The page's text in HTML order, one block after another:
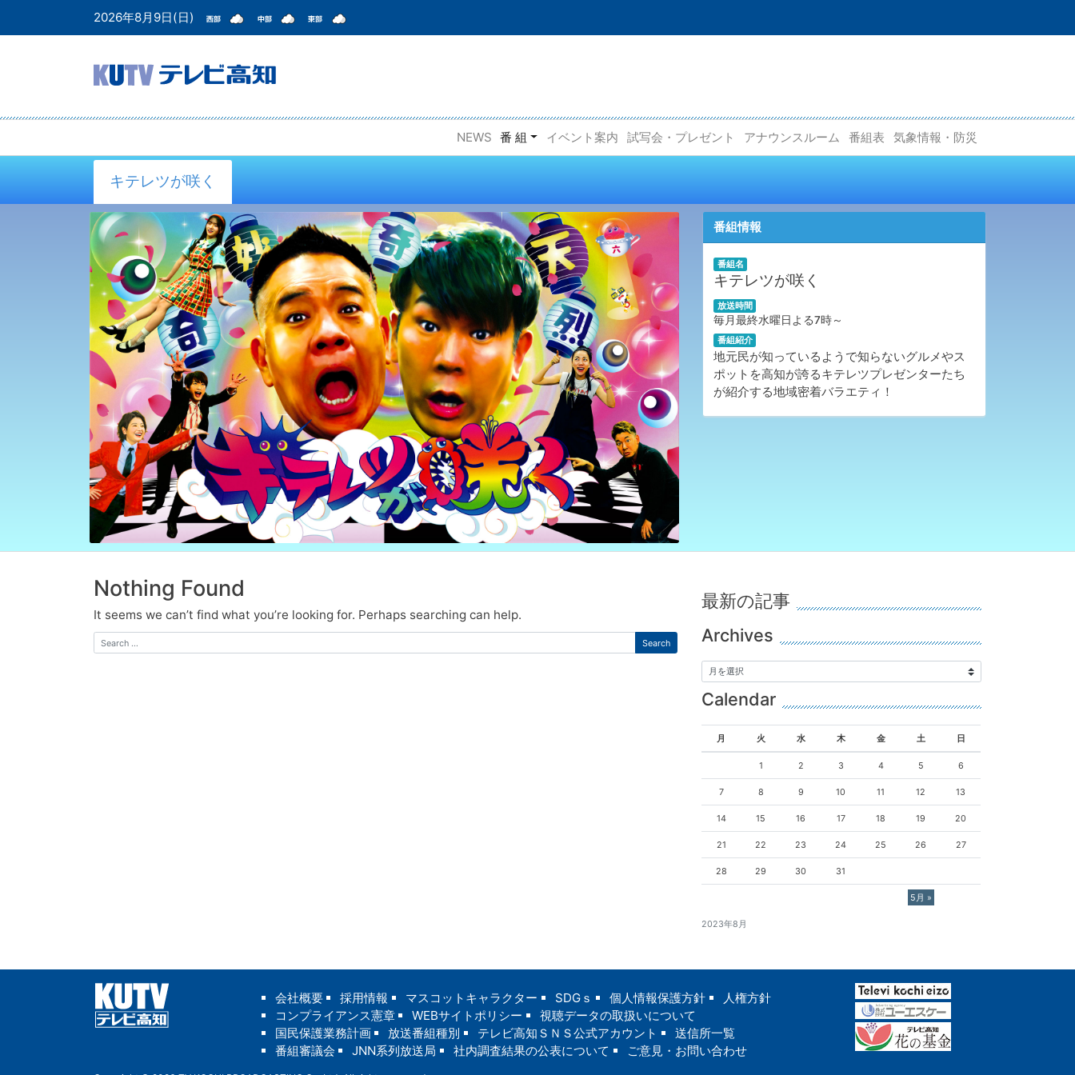
2026年8月9日(日)
NEWS 番 組 イベント案内 試写会・プレゼント アナウンスルーム 番組表 気象情報・防災
キテレツが咲く
番組情報
番組名
キテレツが咲く
放送時間
毎月最終水曜日よる7時～
番組紹介
地元民が知っているようで知らないグルメやス
ポットを高知が誇るキテレツプレゼンターたち
が紹介する地域密着バラエティ！
Nothing Found
It seems we can’t find what you’re looking for. Perhaps searching can help.
Search
最新の記事
Archives
Calendar
2023年8月
月 火 水 木 金 土 日
5月 »
1 2 3 4 5 6
7 8 9 10 11 12 13
14 15 16 17 18 19 20
21 22 23 24 25 26 27
28 29 30 31
会社概要 採用情報 マスコットキャラクター SDGｓ 個人情報保護方針
人権方針
コンプライアンス憲章
WEBサイトポリシー
視聴データの取扱いについて
国民保護業務計画
放送番組種別 テレビ高知ＳＮＳ公式アカウント
送信所一覧
番組審議会
JNN系列放送局 社内調査結果の公表について ご意見・お問い合わせ